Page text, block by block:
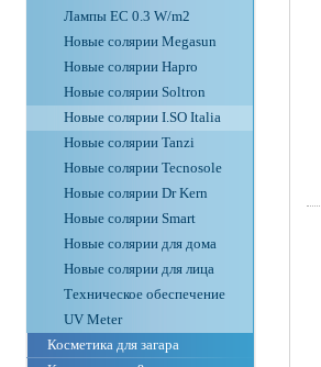
Лампы EC 0.3 W/m2
Новые солярии Megasun
Новые солярии Hapro
Новые солярии Soltron
Новые солярии I.SO Italia
Новые солярии Tanzi
Новые солярии Tecnosole
Новые солярии Dr Kern
Новые солярии Smart
Новые солярии для дома
Новые солярии для лица
Техническое обеспечение
UV Meter
Косметика для загара